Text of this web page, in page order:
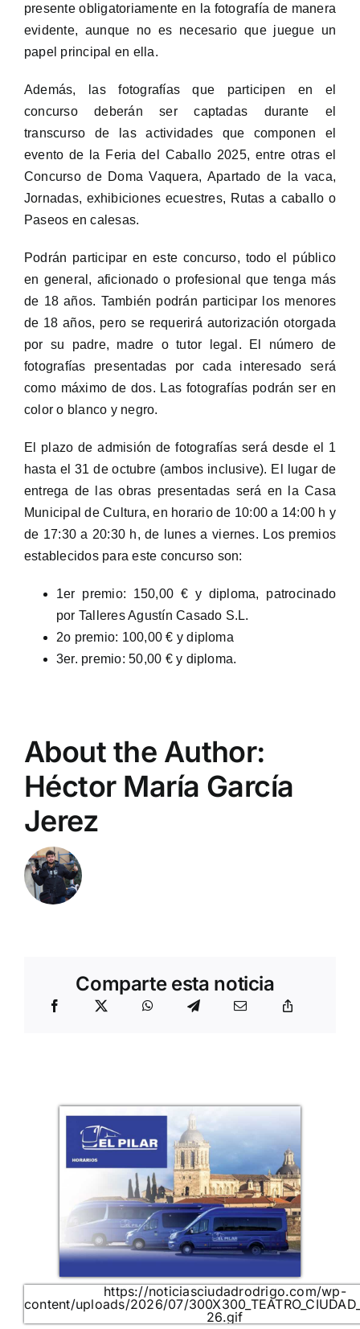
presente obligatoriamente en la fotografía de manera
evidente, aunque no es necesario que juegue un
papel principal en ella.
Además, las fotografías que participen en el
concurso deberán ser captadas durante el
transcurso de las actividades que componen el
evento de la Feria del Caballo 2025, entre otras el
Concurso de Doma Vaquera, Apartado de la vaca,
Jornadas, exhibiciones ecuestres, Rutas a caballo o
Paseos en calesas.
Podrán participar en este concurso, todo el público
en general, aficionado o profesional que tenga más
de 18 años. También podrán participar los menores
de 18 años, pero se requerirá autorización otorgada
por su padre, madre o tutor legal. El número de
fotografías presentadas por cada interesado será
como máximo de dos. Las fotografías podrán ser en
color o blanco y negro.
El plazo de admisión de fotografías será desde el 1
hasta el 31 de octubre (ambos inclusive). El lugar de
entrega de las obras presentadas será en la Casa
Municipal de Cultura, en horario de 10:00 a 14:00 h y
de 17:30 a 20:30 h, de lunes a viernes. Los premios
establecidos para este concurso son:
1er premio: 150,00 € y diploma, patrocinado
por Talleres Agustín Casado S.L.
2o premio: 100,00 € y diploma
3er. premio: 50,00 € y diploma.
About the Author:
Héctor María García
Jerez
Comparte esta noticia
https://noticiasciudadrodrigo.com/wp-
content/uploads/2026/07/
26.gif